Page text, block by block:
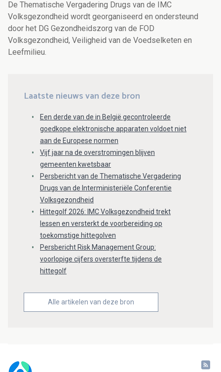
De Thematische Vergadering Drugs van de IMC
Volksgezondheid wordt georganiseerd en ondersteund
door het DG Gezondheidszorg van de FOD
Volksgezondheid, Veiligheid van de Voedselketen en
Leefmilieu.
Laatste nieuws van deze bron
Een derde van de in België gecontroleerde
goedkope elektronische apparaten voldoet niet
aan de Europese normen
Vijf jaar na de overstromingen blijven
gemeenten kwetsbaar
Persbericht van de Thematische Vergadering
Drugs van de Interministeriële Conferentie
Volksgezondheid
Hittegolf 2026: IMC Volksgezondheid trekt
lessen en versterkt de voorbereiding op
toekomstige hittegolven
Persbericht Risk Management Group:
voorlopige cijfers oversterfte tijdens de
hittegolf
Alle artikelen van deze bron